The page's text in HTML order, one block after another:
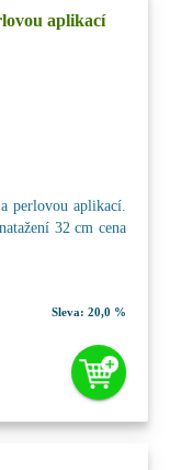
aplikací
perlovou aplikací.
32 cm cena
Sleva: 20,0 %